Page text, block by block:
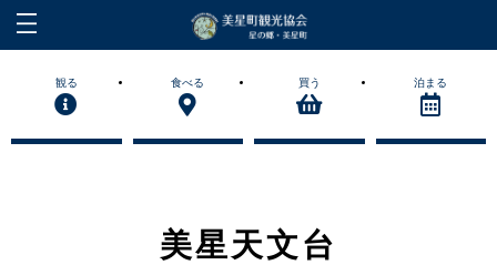
観る 食べる 買う 泊まる
美星天文台